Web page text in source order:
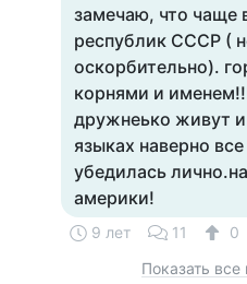
замечаю, что чаще
республик СССР (
оскорбительно).
корнями и
дружнеько живут и
языках наверно
убедилась
америки!
9 лет 11
0
Показать